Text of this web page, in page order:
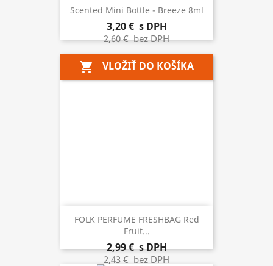
Scented Mini Bottle - Breeze 8ml
3,20 € s DPH
2,60 €bez DPH
shopping_cart VLOŽIŤ DO KOŠÍKA
FOLK PERFUME FRESHBAG Red
Fruit...
2,99 €s DPH
2,43 € bez DPH